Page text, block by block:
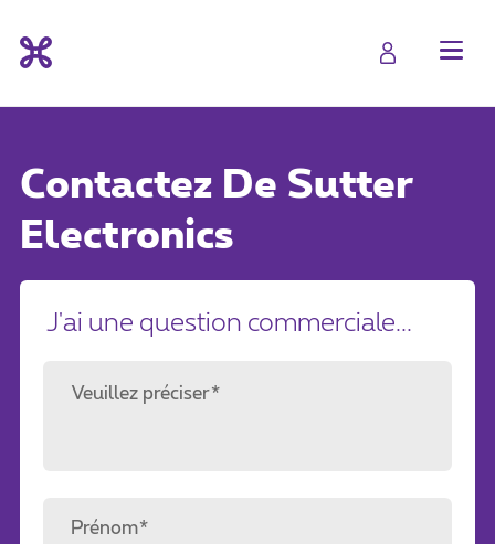
Contactez De Sutter
Electronics
J'ai une question commerciale...
Veuillez préciser*
Prénom*